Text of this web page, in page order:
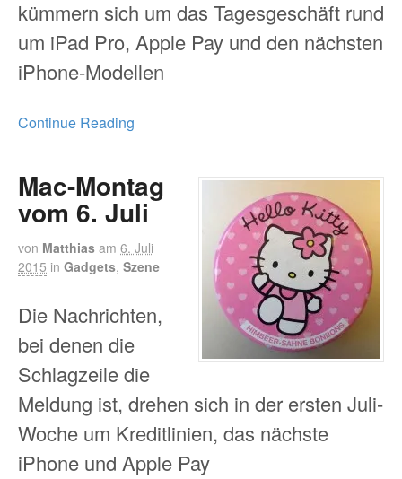
kümmern sich um das Tagesgeschäft rund
um iPad Pro, Apple Pay und den nächsten
iPhone-Modellen
Continue Reading
Mac-Montag
vom 6. Juli
von Matthias am 6. Juli
2015 in Gadgets, Szene
Die Nachrichten,
bei denen die
Schlagzeile die
Meldung ist, drehen sich in der ersten Juli-
Woche um Kreditlinien, das nächste
iPhone und Apple Pay